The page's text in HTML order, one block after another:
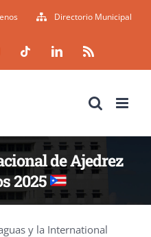
Directorio Municipal
Tiktok LinkedIn
de Ajedrez
2025
y la International